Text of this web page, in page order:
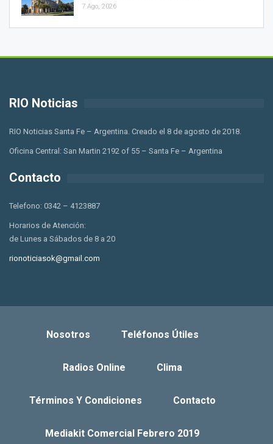
7 Ago, 2026
RIO Noticias
RIO Noticias Santa Fe – Argentina. Creado el 8 de agosto de 2018.
Oficina Central: San Martin 2192 of 55 – Santa Fe – Argentina
Contacto
Telefono: 0342 – 4123887
Horarios de Atención:
de Lunes a Sábados de 8 a 20
rionoticiasok@gmail.com
Nosotros Teléfonos Útiles
Radios Online Clima
Términos Y Condiciones Contacto
Mediakit Comercial Febrero 2019